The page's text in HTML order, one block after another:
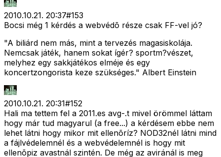
2010.10.21. 20:37#153
Bocsi még 1 kérdés a webvédõ része csak FF-vel jó?
"A biliárd nem más, mint a tervezés magasiskolája.
Nemcsak játék, hanem sokat ígér? sportm?vészet,
melyhez egy sakkjátékos elméje és egy
koncertzongorista keze szükséges." Albert Einstein
2010.10.21. 20:31#152
Hali ma tettem fel a 2011.es avg-.t mivel örömmel láttam
hogy már tud magyarul (a free...) a kérdésem ebbe nem
lehet látni hogy mikor mit ellenõríz? NOD32nél látni mind
a fájlvédelemnél és a webvédelemnél is hogy mit
ellenõpiz avastnál szintén. De még az aviránál is meg